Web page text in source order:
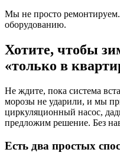
Мы не просто
оборудованию.
Хотите, чтобы
«только в
Не ждите, пока система
морозы не ударили, и мы
циркуляционный насос,
предложим решение. Без
Есть два простых